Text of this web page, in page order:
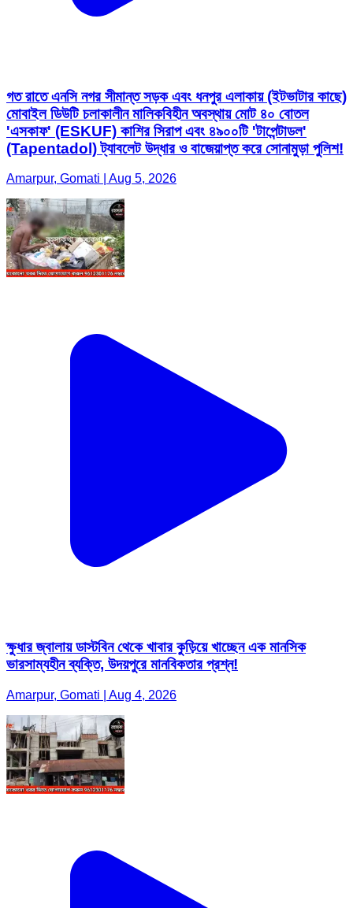
গত রাতে এনসি নগর সীমান্ত সড়ক এবং ধনপুর এলাকায় (ইটভাটার কাছে)
মোবাইল ডিউটি ​​চলাকালীন মালিকবিহীন অবস্থায় মোট ৪০ বোতল
'এসকাফ' (ESKUF) কাশির সিরাপ এবং ৪৯০০টি 'টাপেন্টাডল'
(Tapentadol) ট্যাবলেট উদ্ধার ও বাজেয়াপ্ত করে সোনামুড়া পুলিশ!
Amarpur, Gomati | Aug 5, 2026
ক্ষুধার জ্বালায় ডাস্টবিন থেকে খাবার কুড়িয়ে খাচ্ছেন এক মানসিক
ভারসাম্যহীন ব্যক্তি, উদয়পুরে মানবিকতার প্রশ্ন!
Amarpur, Gomati | Aug 4, 2026